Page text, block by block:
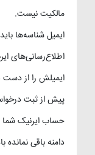
مالکیت نیست.
ایمیل شناسه‌ها
اطلاع‌رسانی‌های
ایمیلش را از دست
پیش از ثبت
حساب ایرنیک شما
دامنه باقی نمانده